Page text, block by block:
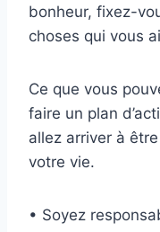
bonheur, fixez-
choses qui vous
Ce que vous
faire un plan
allez arriver à
votre vie.
• Soyez